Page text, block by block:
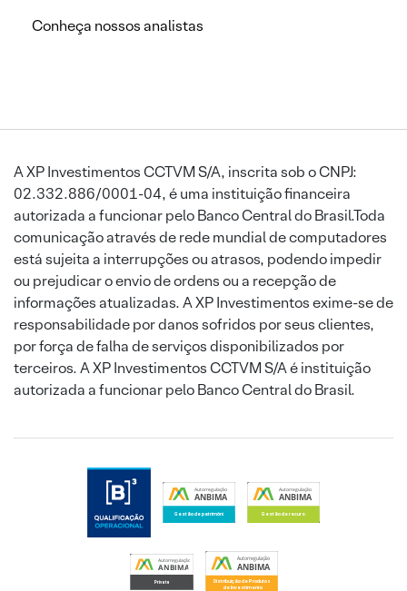
Conheça nossos analistas
A XP Investimentos CCTVM S/A, inscrita sob o CNPJ:
02.332.886/0001-04, é uma instituição financeira
autorizada a funcionar pelo Banco Central do Brasil.Toda
comunicação através de rede mundial de computadores
está sujeita a interrupções ou atrasos, podendo impedir
ou prejudicar o envio de ordens ou a recepção de
informações atualizadas. A XP Investimentos exime-se de
responsabilidade por danos sofridos por seus clientes,
por força de falha de serviços disponibilizados por
terceiros. A XP Investimentos CCTVM S/A é instituição
autorizada a funcionar pelo Banco Central do Brasil.